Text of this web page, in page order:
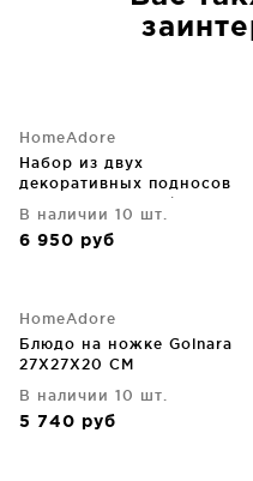
HomeAdore
Набор из двух
декоративных подносов
Maroco 55X29X7 / 49X25X6
CM
В наличии 10 шт.
6 950 руб
HomeAdore
Блюдо на ножке Golnara
27X27X20 CM
В наличии 10 шт.
5 740 руб